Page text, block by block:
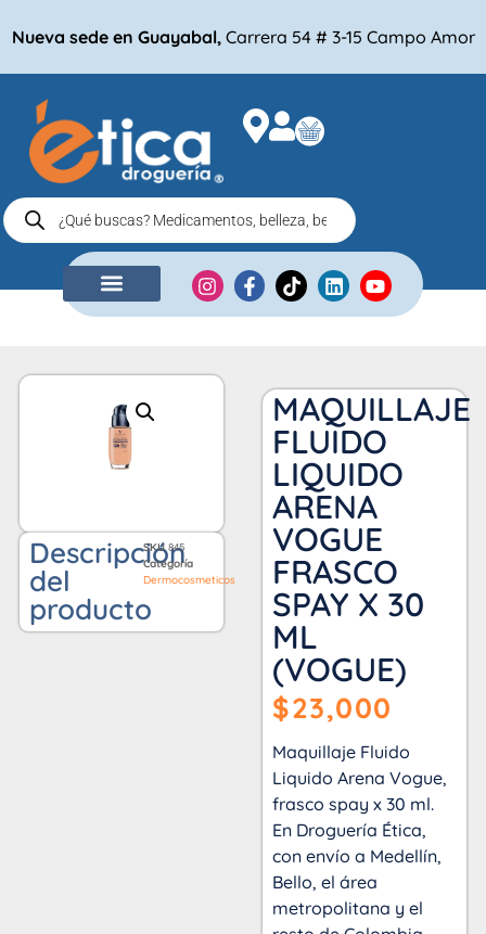
Nueva sede en Guayabal, Carrera 54 # 3-15 Campo Amor
Descripción
del
producto
SKU845
Categoría
Dermocosmeticos
MAQUILLAJE
FLUIDO
LIQUIDO
ARENA
VOGUE
FRASCO
SPAY X 30
ML
(VOGUE)
$23,000
Maquillaje Fluido
Liquido Arena Vogue,
frasco spay x 30 ml.
En Droguería Ética,
con envío a Medellín,
Bello, el área
metropolitana y el